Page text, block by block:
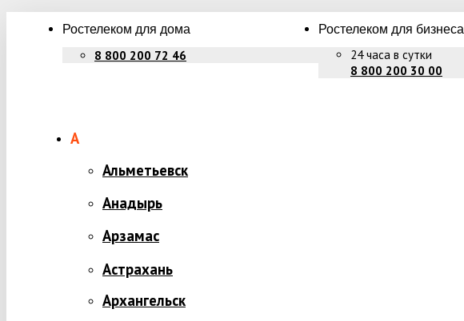
Ростелеком для дома
8 800 200 72 46
Ростелеком для бизнеса
24 часа в сутки
8 800 200 30 00
А
Альметьевск
Анадырь
Арзамас
Астрахань
Архангельск